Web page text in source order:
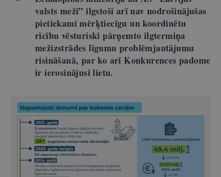
valsts meži” ilgstoši arī nav nodrošinājušas
pietiekami mērķtiecīgu un koordinētu
rīcību vēsturiski pārņemto ilgtermiņa
mežizstrādes līgumu problēmjautājumu
risināšanā, par ko arī Konkurences padome
ir ierosinājusi lietu.